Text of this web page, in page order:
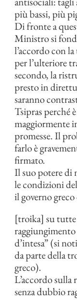
più bassi, più
Di fronte a
Ministro si
l’accordo con
per l’ulteriore
secondo, la
presto in
saranno
Tsipras perché
maggiormente
promesse. Il
farlo è
firmato.
Il suo potere di
le condizioni
il governo greco
[troika] su
d’intesa” (si
da parte della
greco).
L’accordo
senza dubbio